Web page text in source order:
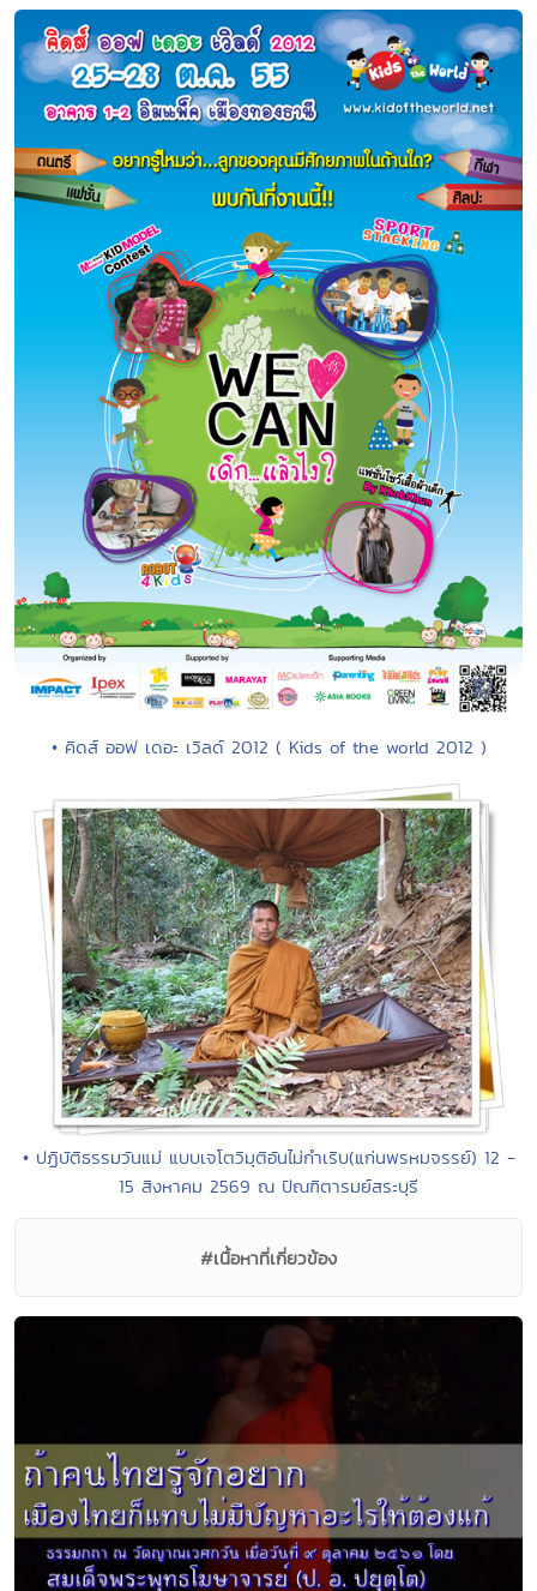
• คิดส์ ออฟ เดอะ เวิลด์ 2012 ( Kids of the world 2012 )
• ปฏิบัติธรรมวันแม่ แบบเจโตวิมุติอันไม่กำเริบ(แก่นพรหมจรรย์) 12 -
15 สิงหาคม 2569 ณ ปัณฑิตารมย์สระบุรี
#เนื้อหาที่เกี่ยวข้อง